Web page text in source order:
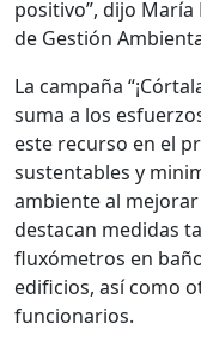
positivo”, dijo María
de Gestión
La campaña
suma a los
este recurso en el
sustentables y
ambiente al
destacan medidas
fluxómetros en
edificios, así como
funcionarios.